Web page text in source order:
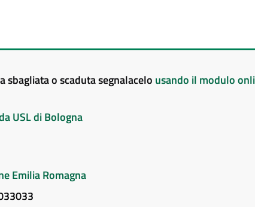
o scaduta segnalacelo usando il modulo
USL di Bologna
Emilia Romagna